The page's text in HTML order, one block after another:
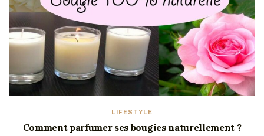
LIFESTYLE
Comment parfumer ses bougies naturellement ?